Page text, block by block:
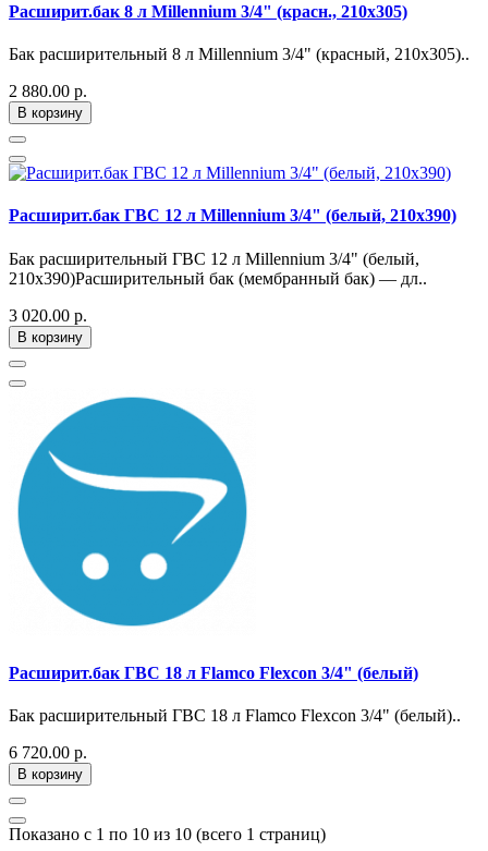
Расширит.бак 8 л Millennium 3/4" (красн., 210х305)
Бак расширительный 8 л Millennium 3/4" (красный, 210х305)..
2 880.00 р.
В корзину
Расширит.бак ГВС 12 л Millennium 3/4" (белый, 210х390)
Бак расширительный ГВС 12 л Millennium 3/4" (белый,
210х390)Расширительный бак (мембранный бак) — дл..
3 020.00 р.
В корзину
Расширит.бак ГВС 18 л Flamco Flexcon 3/4" (белый)
Бак расширительный ГВС 18 л Flamco Flexcon 3/4" (белый)..
6 720.00 р.
В корзину
Показано с 1 по 10 из 10 (всего 1 страниц)